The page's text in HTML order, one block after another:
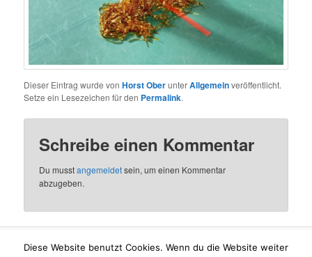
Dieser Eintrag wurde vonHorst OberunterAllgemeinveröffentlicht.
Setze ein Lesezeichen für den Permalink.
Schreibe einen Kommentar
Du musstangemeldetsein, um einen Kommentar
abzugeben.
Diese Website benutzt Cookies. Wenn du die Website weiter